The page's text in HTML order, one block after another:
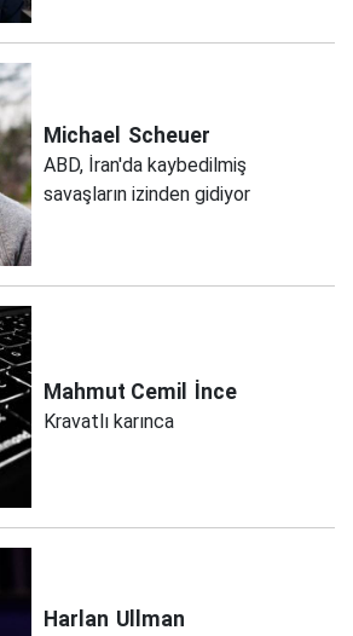
Michael Scheuer
ABD, İran'da kaybedilmiş
savaşların izinden gidiyor
Mahmut Cemil İnce
Kravatlı karınca
Harlan Ullman